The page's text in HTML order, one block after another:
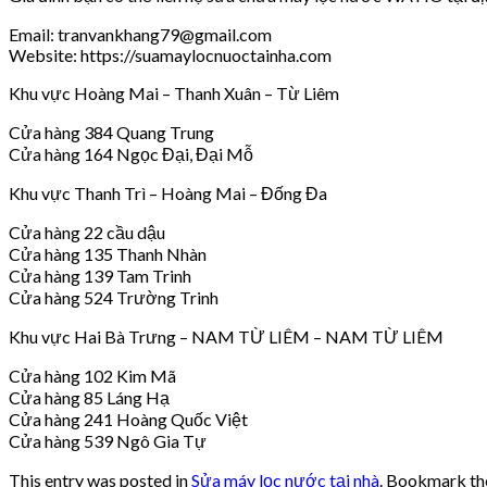
Email: tranvankhang79@gmail.com
Website: https://suamaylocnuoctainha.com
Khu vực Hoàng Mai – Thanh Xuân – Từ Liêm
Cửa hàng 384 Quang Trung
Cửa hàng 164 Ngọc Đại, Đại Mỗ
Khu vực Thanh Trì – Hoàng Mai – Đống Đa
Cửa hàng 22 cầu dậu
Cửa hàng 135 Thanh Nhàn
Cửa hàng 139 Tam Trinh
Cửa hàng 524 Trường Trinh
Khu vực Hai Bà Trưng – NAM TỪ LIÊM – NAM TỪ LIÊM
Cửa hàng 102 Kim Mã
Cửa hàng 85 Láng Hạ
Cửa hàng 241 Hoàng Quốc Việt
Cửa hàng 539 Ngô Gia Tự
This entry was posted inSửa máy lọc nước tại nhà . Bookmark